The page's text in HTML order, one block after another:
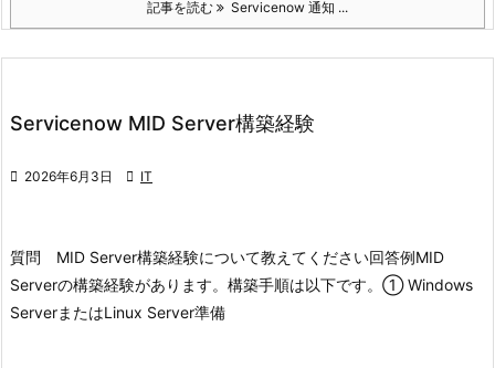
記事を読む Servicenow 通知 ...
Servicenow MID Server構築経験
 2026年6月3日  IT
質問 MID Server構築経験について教えてください回答例MID
Serverの構築経験があります。 構築手順は以下です。 ① Windows
ServerまたはLinux Server準備